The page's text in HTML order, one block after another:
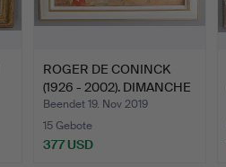
ROGER DE CONINCK
(1926 - 2002). DIMANCHE
A…
Beendet 19. Nov 2019
15 Gebote
377 USD